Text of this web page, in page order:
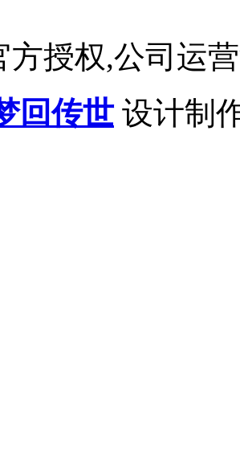
方授权,公司运
回传世设计制